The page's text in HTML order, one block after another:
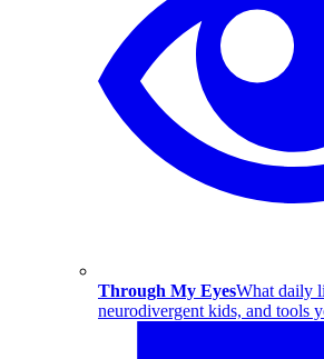
Through My EyesWhat daily
neurodivergent kids, and tools